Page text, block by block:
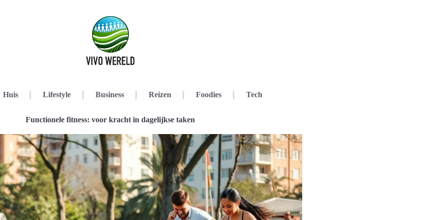
Huis Lifestyle Business Reizen Foodies Tech
Functionele fitness: voor kracht in dagelijkse taken